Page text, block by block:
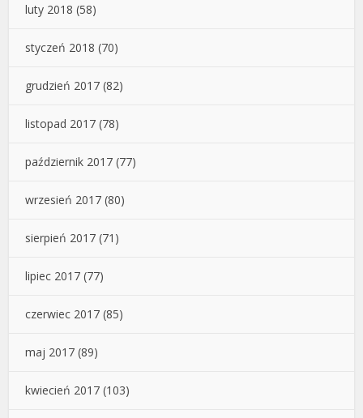
luty 2018 (58)
styczeń 2018 (70)
grudzień 2017 (82)
listopad 2017 (78)
październik 2017 (77)
wrzesień 2017 (80)
sierpień 2017 (71)
lipiec 2017 (77)
czerwiec 2017 (85)
maj 2017 (89)
kwiecień 2017 (103)